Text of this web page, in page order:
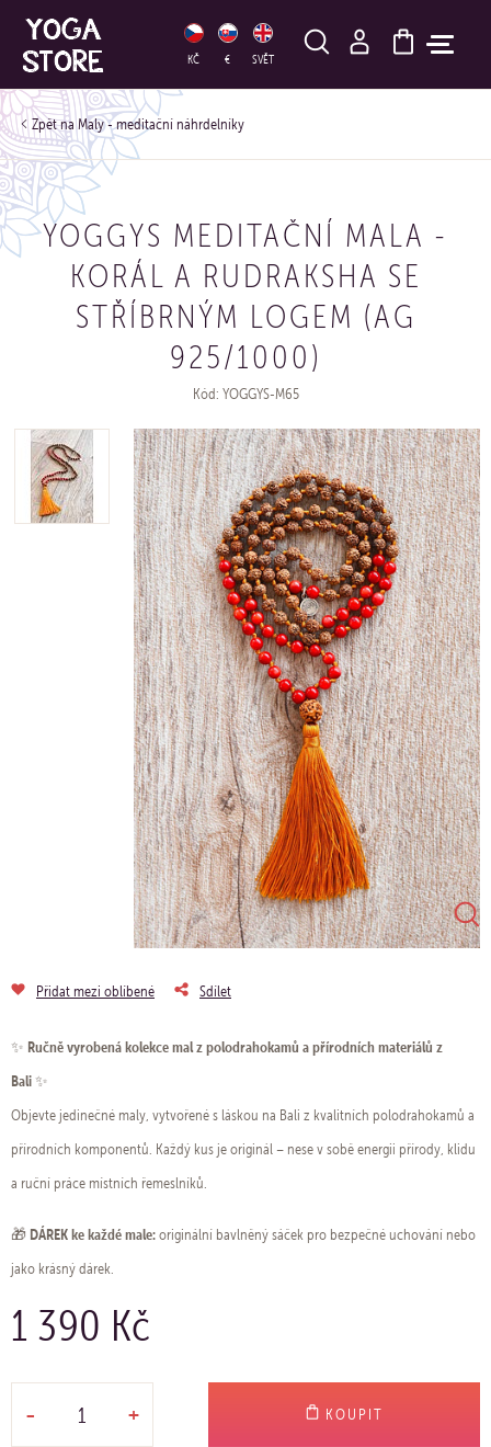
KČ € SVĚT
HLEDAT
Maly - meditační náhrdelníky
YOGGYS MEDITAČNÍ MALA -
KORÁL A RUDRAKSHA SE
STŘÍBRNÝM LOGEM (AG
925/1000)
Kód: YOGGYS-M65
Přidat mezi oblíbené Sdílet
✨ Ručně vyrobená kolekce mal z polodrahokamů a přírodních materiálů z
Bali✨
Objevte jedinečné maly, vytvořené s láskou na Bali z kvalitních polodrahokamů a
přírodních komponentů. Každý kus je originál – nese v sobě energii přírody, klidu
a ruční práce místních řemeslníků.
🎁 DÁREK ke každé male:originální bavlněný sáček pro bezpečné uchování nebo
jako krásný dárek.
1 390 Kč
- + KOUPIT